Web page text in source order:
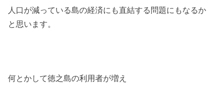
人口が減っている島の経済にも直結する問題にもなるか
と思います。
何とかして徳之島の利用者が増え